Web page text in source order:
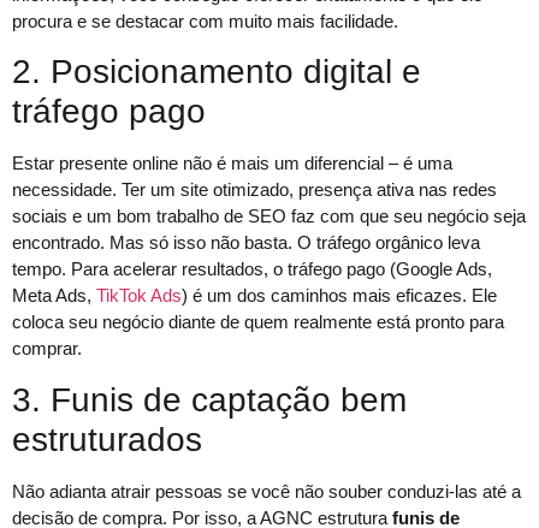
procura e se destacar com muito mais facilidade.
2. Posicionamento digital e
tráfego pago
Estar presente online não é mais um diferencial – é uma
necessidade. Ter um site otimizado, presença ativa nas redes
sociais e um bom trabalho de SEO faz com que seu negócio seja
encontrado. Mas só isso não basta. O tráfego orgânico leva
tempo. Para acelerar resultados, o tráfego pago (Google Ads,
Meta Ads, TikTok Ads) é um dos caminhos mais eficazes. Ele
coloca seu negócio diante de quem realmente está pronto para
comprar.
3. Funis de captação bem
estruturados
Não adianta atrair pessoas se você não souber conduzi-las até a
decisão de compra. Por isso, a AGNC estrutura funis de